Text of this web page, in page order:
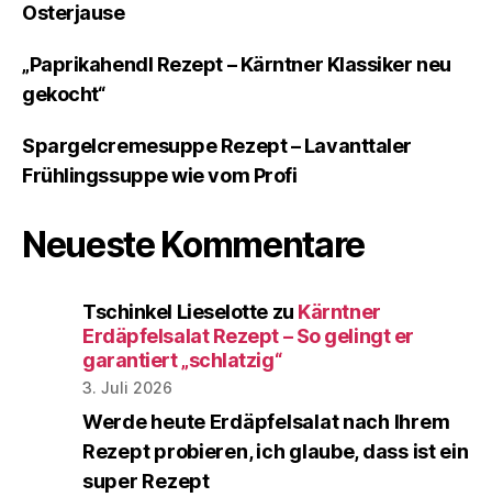
Osterjause
„Paprikahendl Rezept – Kärntner Klassiker neu
gekocht“
Spargelcremesuppe Rezept – Lavanttaler
Frühlingssuppe wie vom Profi
Neueste Kommentare
Tschinkel Lieselotte zu Kärntner
Erdäpfelsalat Rezept – So gelingt er
garantiert „schlatzig“
3. Juli 2026
Werde heute Erdäpfelsalat nach Ihrem
Rezept probieren, ich glaube, dass ist ein
super Rezept